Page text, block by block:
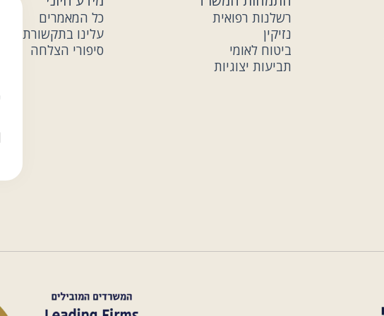
רשלנות רפואית
נזיקין
ביטוח לאומי
תביעות יצוגיות
כל המאמרים
עלינו בתקשורת
סיפורי הצלחה